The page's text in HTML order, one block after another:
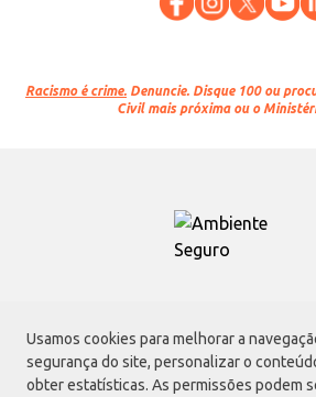
Usamos cookies para melhorar a
segurança do site, personalizar o
obter estatísticas. As permissões podem
Racismo é crime. Denuncie. Disque 100 ou
Civil mais próxima ou o
Atacadão S.A.
Avenida Morvan Dias de Figueiredo, 6169, Vila
02170-901 | CNPJ: